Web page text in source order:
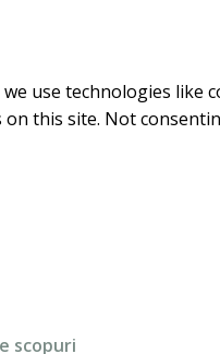
use technologies like
this site. Not
scopuri